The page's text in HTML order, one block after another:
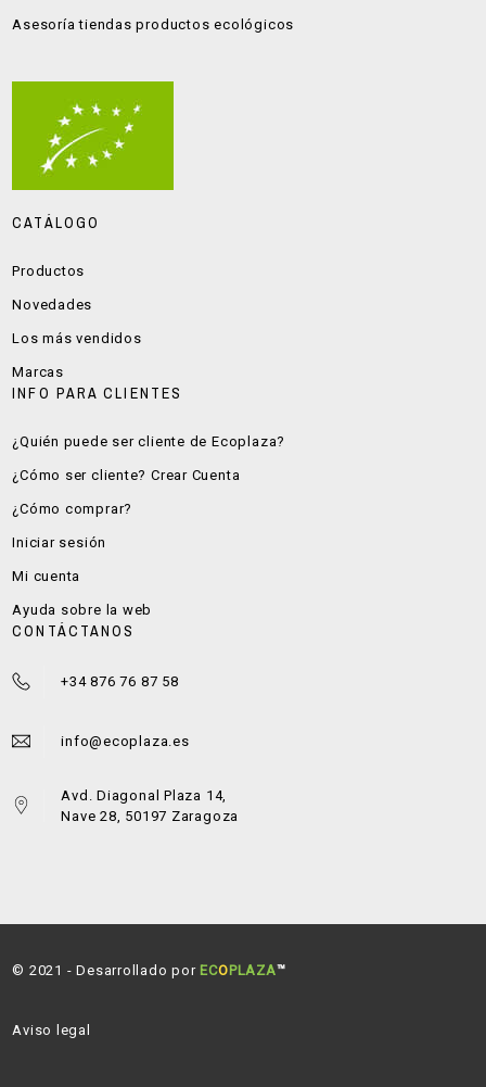
Asesoría tiendas productos ecológicos
CATÁLOGO
Productos
Novedades
Los más vendidos
Marcas
INFO PARA CLIENTES
¿Quién puede ser cliente de Ecoplaza?
¿Cómo ser cliente? Crear Cuenta
¿Cómo comprar?
Iniciar sesión
Mi cuenta
Ayuda sobre la web
CONTÁCTANOS
+34 876 76 87 58
info@ecoplaza.es
Avd. Diagonal Plaza 14,
Nave 28, 50197 Zaragoza
© 2021 - Desarrollado por ECOPLAZA™
Aviso legal